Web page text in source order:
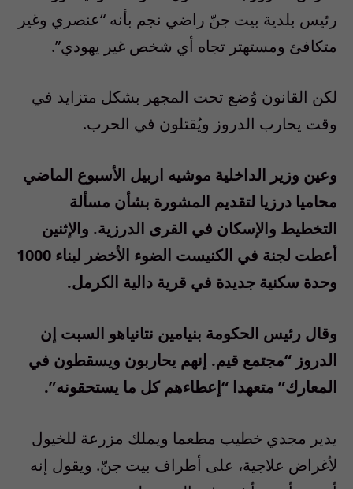
رئيس بلدية بيت جنّ راضي نجم بأنه “عنصري وغير
متكافئ ومستهتر تجاه أي شخص غير يهودي”.
لكن القانون وُضع تحت المجهر بشكل متزايد في
وقت يحارب الدروز ويُقتلون في الحرب.
وعين وزير الداخلية موشيه اربيل الأسبوع الماضي
محاميا درزيا لتقديم المشورة بشأن مسألة
التخطيط والإسكان في القرى الدرزية. والإثنين
أعطت لجنة في الكنيست الضوء الأخضر لبناء 1000
وحدة سكنية جديدة في قرية دالية الكرمل.
وقال رئيس الحكومة بنيامين نتانياهو السبت إن
الدروز “مجتمع قيم. إنهم يحاربون ويسقطون في
المعارك” متعهدا “إعطاءهم كل ما يستحقونه”.
يدير مجدي خطيب مطعما ويملك مزرعة للخيول
لأغراض علاجية، على أطراف بيت جنّ. ويقول إنه